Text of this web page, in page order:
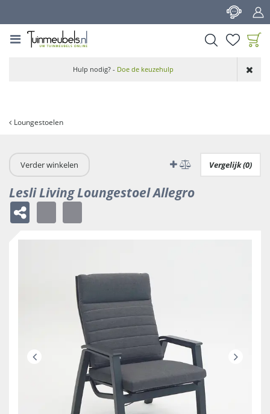
Loungestoelen
aan wensenlijst
Hulp nodig? - Doe de keuzehulp
Verder winkelen Vergelijk (0)
Lesli Living Loungestoel Allegro